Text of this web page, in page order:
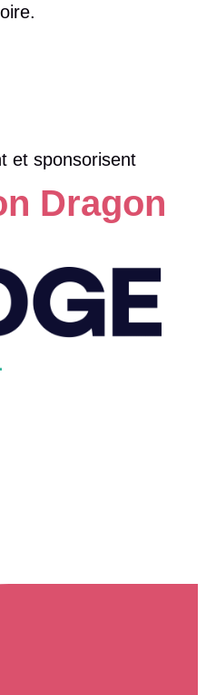
et sponsorisent
Dragon